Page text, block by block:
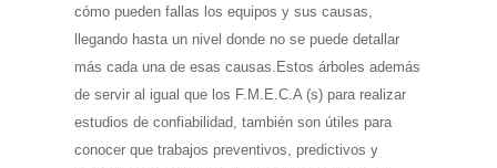
cómo pueden fallas los equipos y sus causas,
llegando hasta un nivel donde no se puede detallar
más cada una de esas causas.Estos árboles además
de servir al igual que los F.M.E.C.A (s) para realizar
estudios de confiabilidad, también son útiles para
conocer que trabajos preventivos, predictivos y